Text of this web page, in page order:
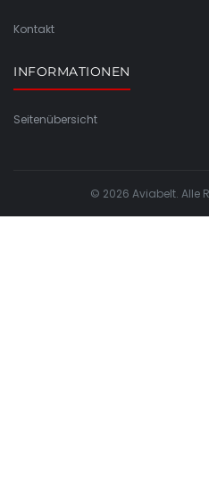
Kontakt
INFORMATIONEN
Seitenübersicht
© 2026 Aviabelt. Alle